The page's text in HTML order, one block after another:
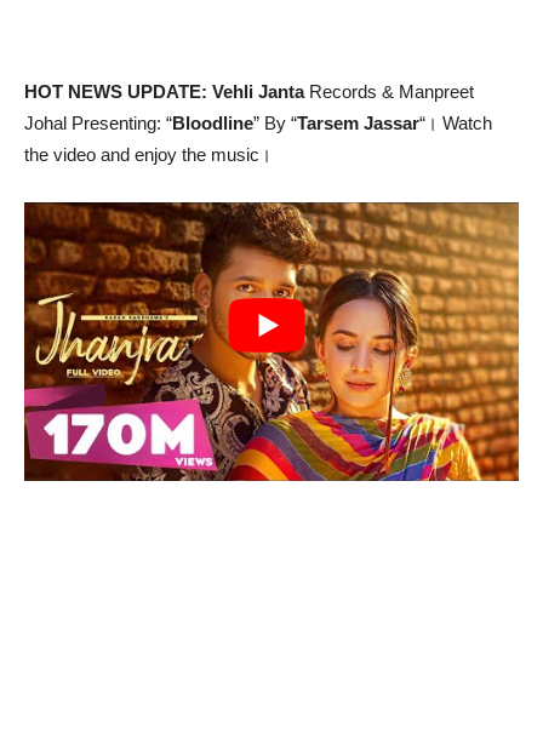
HOT NEWS UPDATE: Vehli JantaRecords & Manpreet
Johal Presenting: “Bloodline” By “Tarsem Jassar“। Watch
the video and enjoy the music।